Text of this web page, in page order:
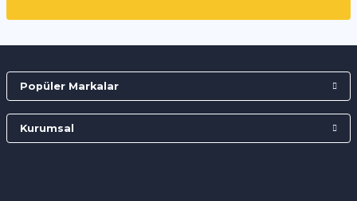
Popüler Markalar
Kurumsal